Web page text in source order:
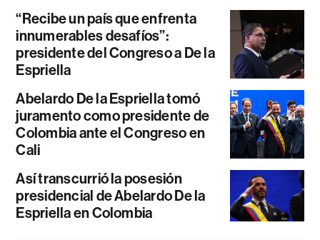
“Recibe un país que enfrenta
innumerables desafíos”:
presidente del Congreso a De la
Espriella
Abelardo De la Espriella tomó
juramento como presidente de
Colombia ante el Congreso en
Cali
Así transcurrió la posesión
presidencial de Abelardo De la
Espriella en Colombia